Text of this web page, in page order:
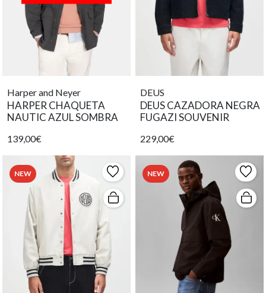
Harper and Neyer
HARPER CHAQUETA
NAUTIC AZUL SOMBRA
139,00€
DEUS
DEUS CAZADORA NEGRA
FUGAZI SOUVENIR
229,00€
NEW NEW